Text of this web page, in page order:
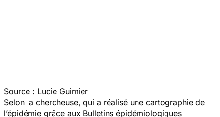
Source : Lucie Guimier
Selon la chercheuse, qui a réalisé une cartographie de
l’épidémie grâce aux Bulletins épidémiologiques